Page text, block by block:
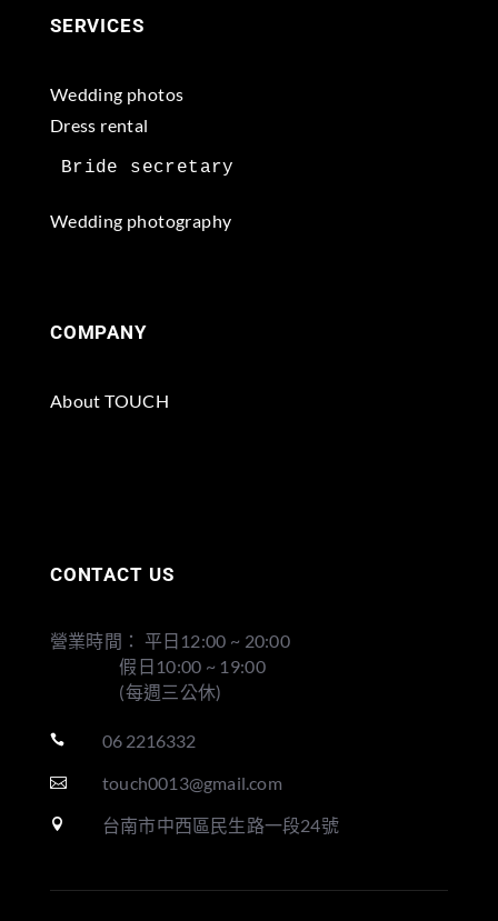
SERVICES
Wedding photos
Dress rental
Wedding photography
COMPANY
About TOUCH
CONTACT US
營業時間： 平日12:00 ~ 20:00
假日10:00 ~ 19:00
(每週三公休)
 06 2216332
 touch0013@gmail.com
 台南市中西區民生路一段24號